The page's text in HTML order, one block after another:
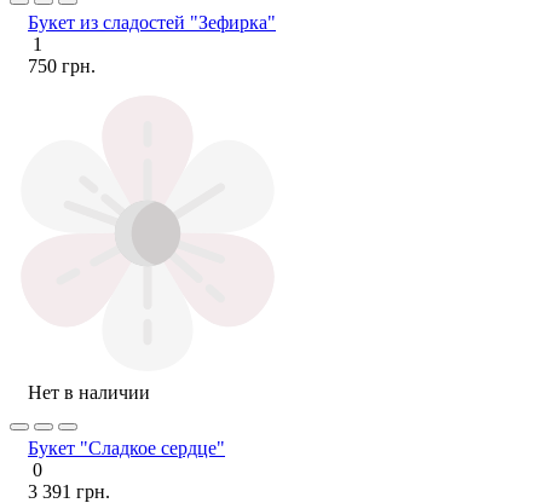
Букет из сладостей "Зефирка"
1
750 грн.
Нет в наличии
Букет "Сладкое сердце"
0
3 391 грн.